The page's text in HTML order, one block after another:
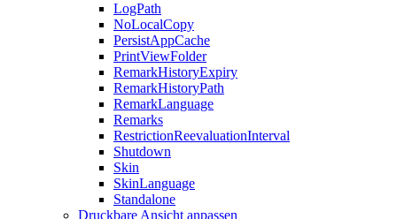
LogPath
NoLocalCopy
PersistAppCache
PrintViewFolder
RemarkHistoryExpiry
RemarkHistoryPath
RemarkLanguage
Remarks
RestrictionReevaluationInterval
Shutdown
Skin
SkinLanguage
Standalone
Druckbare Ansicht anpassen